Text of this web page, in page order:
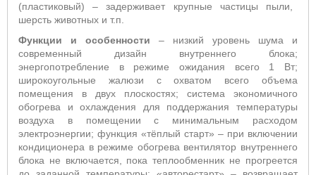
(пластиковый) – задерживает крупные частицы пыли,
шерсть животных и т.п.
Функции и особенности – низкий уровень шума и
современный дизайн внутреннего блока;
энергопотребление в режиме ожидания всего 1 Вт;
широкоугольные жалюзи с охватом всего объема
помещения в двух плоскостях; система экономичного
обогрева и охлаждения для поддержания температуры
воздуха в помещении с минимальным расходом
электроэнергии; функция «тёплый старт» – при включении
кондиционера в режиме обогрева вентилятор внутреннего
блока не включается, пока теплообменник не прогреется